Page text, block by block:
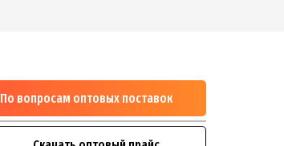
По вопросам оптовых поставок